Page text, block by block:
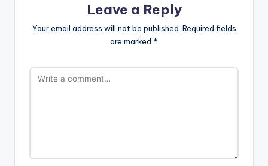
Leave a Reply
Your email address will not be published. Required fields
are marked *